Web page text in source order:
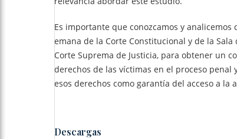
Es importante que conozcamos y
emana de la Corte Constitucional y de la Sala
Corte Suprema de Justicia, para obtener un
derechos de las víctimas en el proceso penal
esos derechos como garantía del acceso a la
Descargas